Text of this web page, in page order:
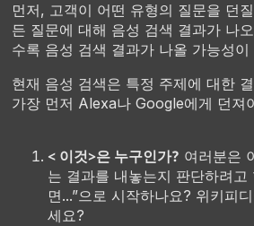
먼저, 고객이 어떤 유형의 질문을 던
든 질문에 대해 음성 검색 결과가 나
수록 음성 검색 결과가 나올 가능성
현재 음성 검색은 특정 주제에 대한
가장 먼저 Alexa나 Google에게 던져
< 이것>은 누구인가? 여러분은
는 결과를 내놓는지 판단하려
면...”으로 시작하나요? 위키피
세요?